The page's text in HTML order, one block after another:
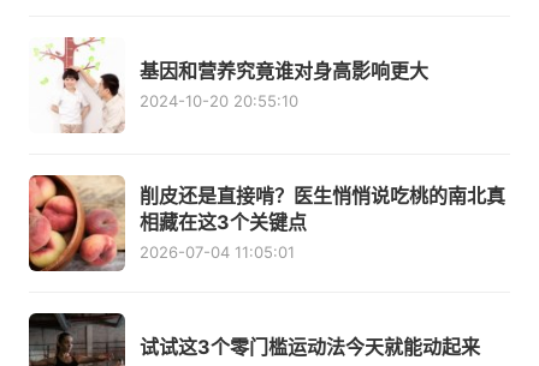
基因和营养究竟谁对身高影响更大
2024-10-20 20:55:10
削皮还是直接啃？医生悄悄说吃桃的南北真
相藏在这3个关键点
2026-07-04 11:05:01
试试这3个零门槛运动法今天就能动起来